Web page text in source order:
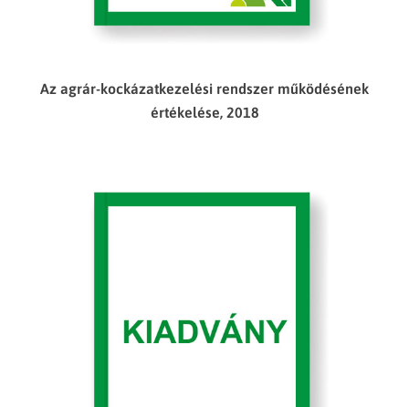
Az agrár-kockázatkezelési rendszer működésének
értékelése, 2018